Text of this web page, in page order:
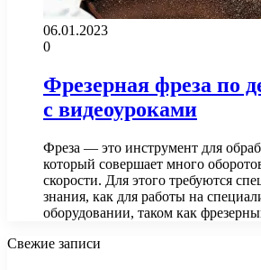
06.01.2023
0
Фрезерная фреза по
с видеоуроками
Фреза — это инструмент для
который совершает много
скорости. Для этого требуются
знания, как для работы на
оборудовании, таком как
Свежие записи